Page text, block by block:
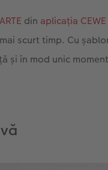
din aplicația
scurt timp. Cu
și în mod unic